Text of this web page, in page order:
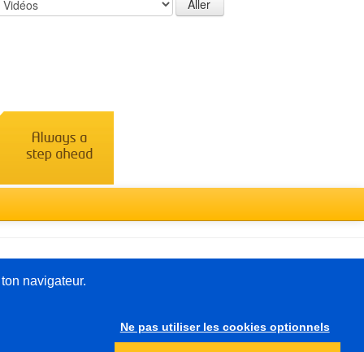
navigateur.
Ne pas utiliser les cookies optionnels